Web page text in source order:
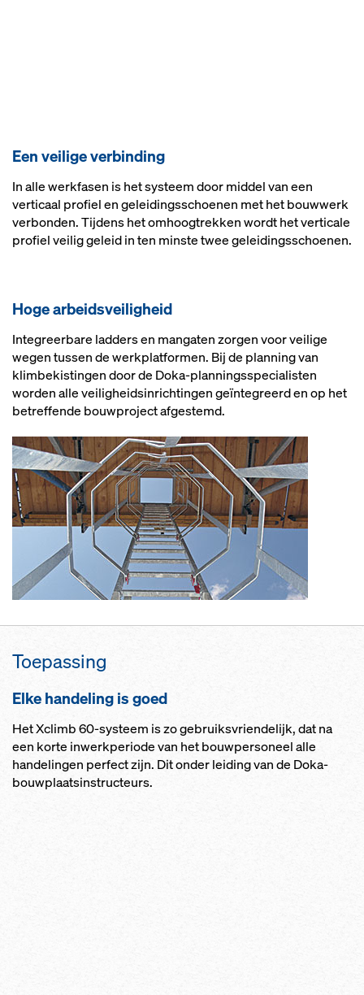
Een vei­li­ge ver­bin­ding
In alle werkfasen is het systeem door middel van een
verticaal profiel en geleidingsschoenen met het bouwwerk
verbonden. Tijdens het omhoogtrekken wordt het verticale
profiel veilig geleid in ten minste twee geleidingsschoenen.
Ho­ge ar­beids­vei­lig­heid
Integreerbare ladders en mangaten zorgen voor veilige
wegen tussen de werkplatformen. Bij de planning van
klimbekistingen door de Doka-planningsspecialisten
worden alle veiligheidsinrichtingen geïntegreerd en op het
betreffende bouwproject afgestemd.
Toe­pas­sing
El­ke han­de­ling is goed
Het Xclimb 60-systeem is zo gebruiksvriendelijk, dat na
een korte inwerkperiode van het bouwpersoneel alle
handelingen perfect zijn. Dit onder leiding van de Doka-
bouwplaatsinstructeurs.